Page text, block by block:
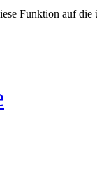
Funktion auf